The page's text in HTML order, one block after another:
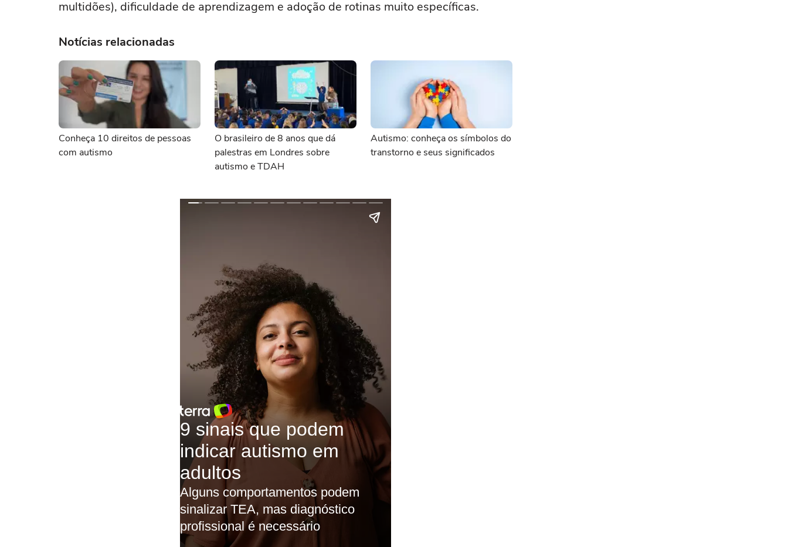
multidões), dificuldade de aprendizagem e adoção de rotinas muito específicas.
Notícias relacionadas
Conheça 10 direitos de pessoas
com autismo
O brasileiro de 8 anos que dá
palestras em Londres sobre
autismo e TDAH
Autismo: conheça os símbolos do
transtorno e seus significados